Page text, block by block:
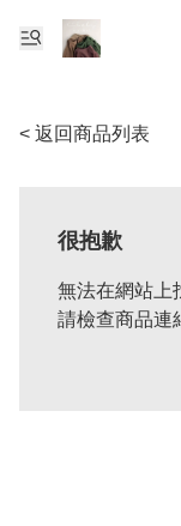
< 返回商品列表
很抱歉
無法在網站上
請檢查商品連